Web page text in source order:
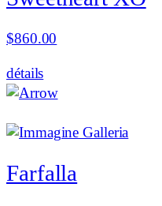
$860.00
détails
Farfalla